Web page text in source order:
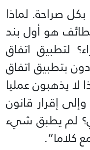
صراحة. لماذا
هو أول بند
لتطبيق اتفاق
بتطبيق اتفاق
لا يذهبون عمليا
إقرار قانون
لم يطبق شيء
كلاما”.